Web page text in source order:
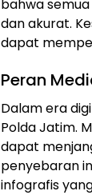
bahwa
dan akurat.
dapat
Peran
Dalam era
Polda Jatim.
dapat
penyebaran
infografis